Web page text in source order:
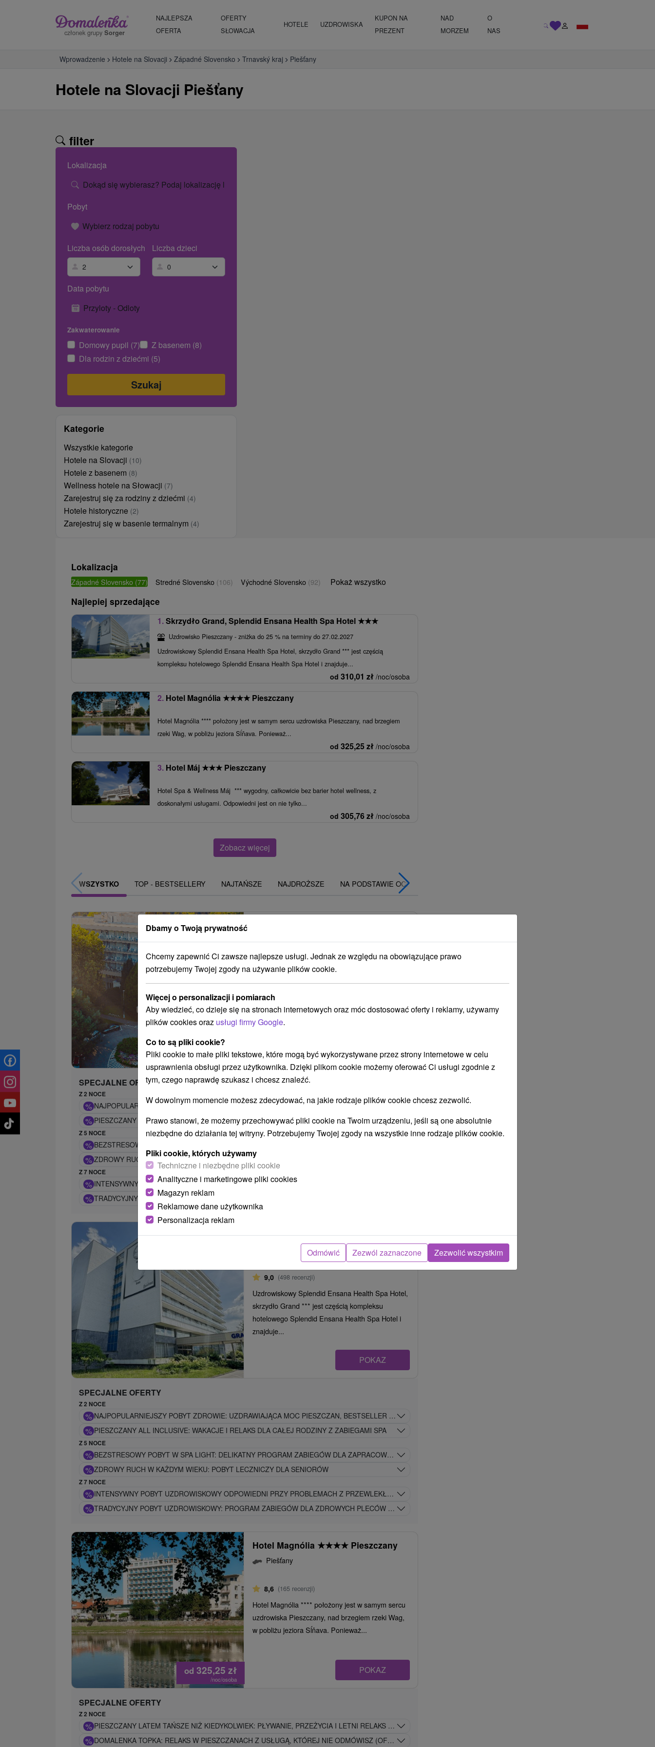
członek grupy Sorger
NAJLEPSZA
OFERTA
OFERTY
SŁOWACJA
HOTELE UZDROWISKA
KUPON NA
PREZENT
NAD
MORZEM
O
NAS
Wprowadzenie Hotele na Slovacji Západné Slovensko Trnavský kraj Piešťany
Hotele na Slovacji Piešťany
filter
Lokalizacja
Dokąd się wybierasz? Podaj lokalizację lub nazwę hotelu.
Pobyt
Wybierz rodzaj pobytu
Liczba osób dorosłych
Liczba dzieci
Data pobytu
Przyloty - Odloty
Zakwaterowanie
Domowy pupil (7)
Z basenem (8)
Dla rodzin z dziećmi (5)
Kategorie
Wszystkie kategorie
Hotele na Slovacji (10)
Hotele z basenem (8)
Wellness hotele na Słowacji (7)
Zarejestruj się za rodziny z dziećmi (4)
Hotele historyczne (2)
Zarejestruj się w basenie termalnym (4)
Lokalizacja
Západné Slovensko (77) Stredné Slovensko (106) Východné Slovensko (92) Pokaż wszystko
Najlepiej sprzedające
1.Skrzydło Grand, Splendid Ensana Health Spa Hotel ★★★
Uzdrowisko Pieszczany - zniżka do 25 % na terminy do 27.02.2027
Uzdrowiskowy Splendid Ensana Health Spa Hotel, skrzydło Grand *** jest częścią
kompleksu hotelowego Splendid Ensana Health Spa Hotel i znajduje...
od 310,01 zł /noc/osoba
2. Hotel Magnólia ★★★★ Pieszczany
Hotel Magnólia **** położony jest w samym sercu uzdrowiska Pieszczany, nad brzegiem
rzeki Wag, w pobliżu jeziora Sĺňava. Ponieważ...
od 325,25zł /noc/osoba
3. Hotel Máj ★★★ Pieszczany
Hotel Spa & Wellness Máj *** wygodny, całkowicie bez barier hotel wellness, z
doskonałymi usługami. Odpowiedni jest on nie tylko...
od 305,76zł /noc/osoba
Zobacz więcej
WSZYSTKO TOP - BESTSELLERY NAJTAŃSZE NAJDROŻSZE NA PODSTAWIE OCENY
9,0 (553 recenzji)
skrzydło Splendid *** jest częścią kompleksu
hotelowego Splendid Ensana Health Spa Hotel...
SPECJALNE OFERTY
Z 2 NOCE
% NAJPOPULARNIEJSZY POBYT ZDROWIE: UZDRAWIAJĄCA MOC PIESZCZAN, BESTSELLER WŚRÓD POBYTÓW
% PIESZCZANY ALL INCLUSIVE: WAKACJE I RELAKS DLA CAŁEJ RODZINY Z ZABIEGAMI SPA
Z 5 NOCE
% BEZSTRESOWY POBYT W SPA LIGHT: DELIKATNY PROGRAM ZABIEGÓW DLA ZAPRACOWANYCH OSÓB
% ZDROWY RUCH W KAŻDYM WIEKU: POBYT LECZNICZY DLA SENIORÓW
Z 7 NOCE
% INTENSYWNY POBYT UZDROWISKOWY ODPOWIEDNI PRZY PROBLEMACH Z PRZEWLEKŁYMI CHOROBAMI NARZĄDU RUCHU
% TRADYCYJNY POBYT UZDROWISKOWY: PROGRAM ZABIEGÓW DLA ZDROWYCH PLECÓW I STAWÓW
Skrzydło Grand, Splendid Ensana
Health Spa Hotel★★★
9,0 (498 recenzji)
Uzdrowiskowy Splendid Ensana Health Spa Hotel,
skrzydło Grand *** jest częścią kompleksu
hotelowego Splendid Ensana Health Spa Hotel i
znajduje...
POKAZ
SPECJALNE OFERTY
Z 2 NOCE
% NAJPOPULARNIEJSZY POBYT ZDROWIE: UZDRAWIAJĄCA MOC PIESZCZAN, BESTSELLER WŚRÓD POBYTÓW
% PIESZCZANY ALL INCLUSIVE: WAKACJE I RELAKS DLA CAŁEJ RODZINY Z ZABIEGAMI SPA
Z 5 NOCE
% BEZSTRESOWY POBYT W SPA LIGHT: DELIKATNY PROGRAM ZABIEGÓW DLA ZAPRACOWANYCH OSÓB
% ZDROWY RUCH W KAŻDYM WIEKU: POBYT LECZNICZY DLA SENIORÓW
Z 7 NOCE
% INTENSYWNY POBYT UZDROWISKOWY ODPOWIEDNI PRZY PROBLEMACH Z PRZEWLEKŁYMI CHOROBAMI NARZĄDU RUCHU
% TRADYCYJNY POBYT UZDROWISKOWY: PROGRAM ZABIEGÓW DLA ZDROWYCH PLECÓW I STAWÓW
od 325,25 zł
/noc/osoba
Hotel Magnólia ★★★★ Pieszczany
Piešťany
8,6 (165 recenzji)
Hotel Magnólia **** położony jest w samym sercu
uzdrowiska Pieszczany, nad brzegiem rzeki Wag,
w pobliżu jeziora Sĺňava. Ponieważ...
POKAZ
SPECJALNE OFERTY
Z 2 NOCE
% PIESZCZANY LATEM TAŃSZE NIŻ KIEDYKOLWIEK: PŁYWANIE, PRZEŻYCIA I LETNI RELAKS BEZ GRANIC
% DOMALENKA TOPKA: RELAKS W PIESZCZANACH Z USŁUGĄ, KTÓREJ NIE ODMÓWISZ (OFERTA LIMITOWANA)
Dbamy o Twoją prywatność
Chcemy zapewnić Ci zawsze najlepsze usługi. Jednak ze względu na obowiązujące prawo
potrzebujemy Twojej zgody na używanie plików cookie.
Więcej o personalizacji i pomiarach
Aby wiedzieć, co dzieje się na stronach internetowych oraz móc dostosować oferty i reklamy, używamy
plików cookies oraz usługi firmy Google.
Co to są pliki cookie?
Pliki cookie to małe pliki tekstowe, które mogą być wykorzystywane przez strony internetowe w celu
usprawnienia obsługi przez użytkownika. Dzięki plikom cookie możemy oferować Ci usługi zgodnie z
tym, czego naprawdę szukasz i chcesz znaleźć.
W dowolnym momencie możesz zdecydować, na jakie rodzaje plików cookie chcesz zezwolić.
Prawo stanowi, że możemy przechowywać pliki cookie na Twoim urządzeniu, jeśli są one absolutnie
niezbędne do działania tej witryny. Potrzebujemy Twojej zgody na wszystkie inne rodzaje plików cookie.
Pliki cookie, których używamy
Techniczne i niezbędne pliki cookie
Analityczne i marketingowe pliki cookies
Magazyn reklam
Reklamowe dane użytkownika
Personalizacja reklam
Odmówić Zezwól zaznaczone Zezwolić wszystkim